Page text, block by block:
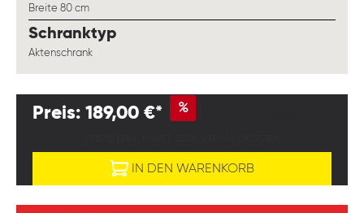
Breite 80 cm
Schranktypauswählen
Aktenschrank
Preis: 189,00 €* %
IN DEN WARENKORB